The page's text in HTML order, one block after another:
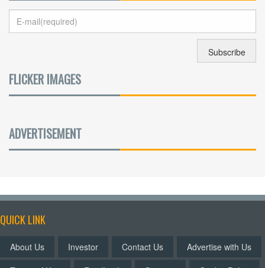
FLICKER IMAGES
ADVERTISEMENT
QUICK LINK
About Us Investor Contact Us
Advertise with Us